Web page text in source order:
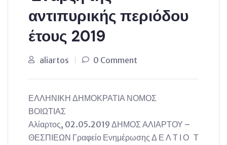
αντιπυρικής περιόδου
έτους 2019
aliartos 0 Comment
ΕΛΛΗΝΙΚΗ ΔΗΜΟΚΡΑΤΙΑ ΝΟΜΟΣ
ΒΟΙΩΤΙΑΣ
Αλίαρτος, 02.05.2019 ΔΗΜΟΣ ΑΛΙΑΡΤΟΥ –
ΘΕΣΠΙΕΩΝ Γραφείο Ενημέρωσης Δ Ε Λ Τ Ι Ο Τ